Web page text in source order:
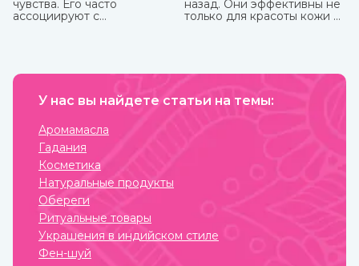
чувства. Его часто
ассоциируют с
сами деньги и все, что
привлечь финансы.
назад. Они эффективны не
только для красоты кожи и
самостоятельно, некоторые
маслом из-за весьма
У нас вы найдете статьи на темы:
Аромамасла
Гадания
Косметика
Натуральные продукты
Обереги
Ритуальные товары
Украшения в индийском стиле
Фен-шуй